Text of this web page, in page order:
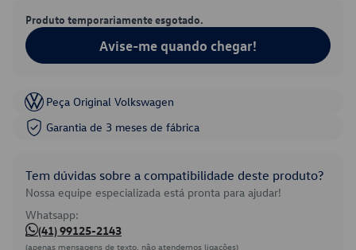
Produto temporariamente esgotado.
Avise-me quando chegar!
Peça Original Volkswagen
Garantia de 3 meses de fábrica
Tem dúvidas sobre a compatibilidade deste produto?
Nossa equipe especializada está pronta para ajudar!
Whatsapp:
(41) 99125-2143
(apenas mensagens de texto, não atendemos ligações)